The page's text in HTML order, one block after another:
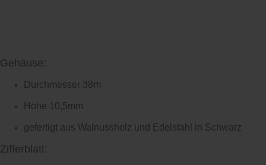
Gehäuse:
Durchmesser 38m
Höhe 10,5mm
gefertigt aus Walnussholz und Edelstahl in Schwarz
Zifferblatt: